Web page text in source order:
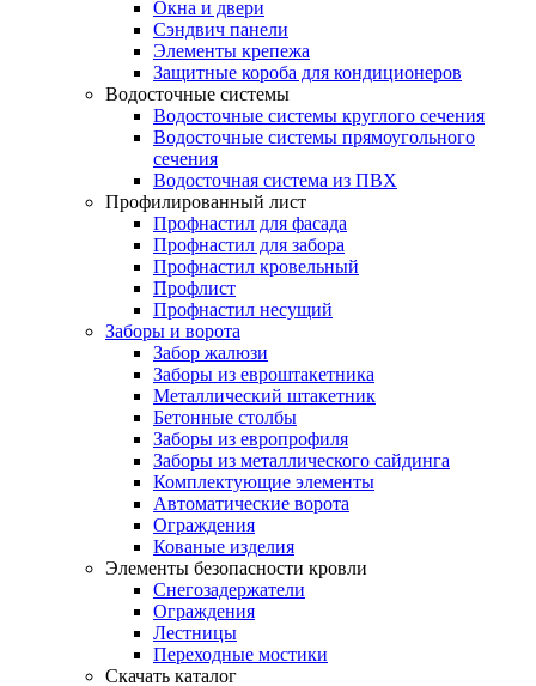
Окна и двери
Сэндвич панели
Элементы крепежа
Защитные короба для кондиционеров
Водосточные системы
Водосточные системы круглого сечения
Водосточные системы прямоугольного
сечения
Водосточная система из ПВХ
Профилированный лист
Профнастил для фасада
Профнастил для забора
Профнастил кровельный
Профлист
Профнастил несущий
Заборы и ворота
Забор жалюзи
Заборы из евроштакетника
Металлический штакетник
Бетонные столбы
Заборы из европрофиля
Заборы из металлического сайдинга
Комплектующие элементы
Автоматические ворота
Ограждения
Кованые изделия
Элементы безопасности кровли
Снегозадержатели
Ограждения
Лестницы
Переходные мостики
Скачать каталог